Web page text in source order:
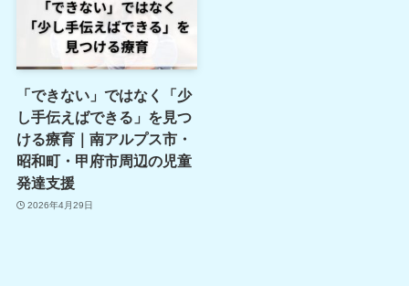
「できない」ではなく「少
し手伝えばできる」を見つ
ける療育｜南アルプス市・
昭和町・甲府市周辺の児童
発達支援
2026年4月29日